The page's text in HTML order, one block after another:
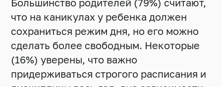
что на каникулах у ребенка должен
сохраниться режим дня, но его можно
сделать более свободным. Некоторые
(16%) уверены, что важно
придерживаться строгого расписания и